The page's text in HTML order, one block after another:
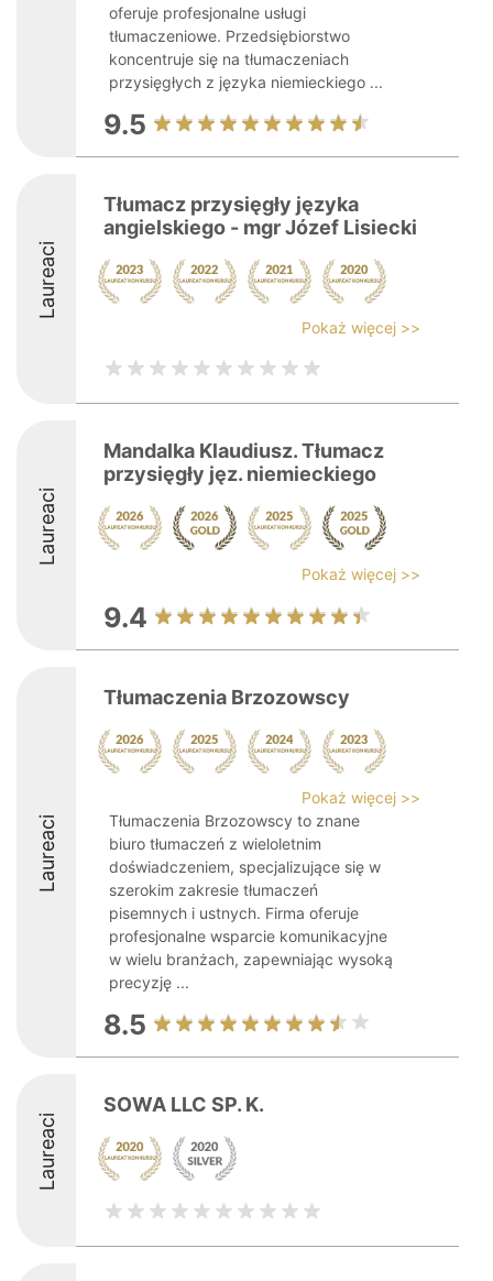
oferuje profesjonalne usługi
tłumaczeniowe. Przedsiębiorstwo
koncentruje się na tłumaczeniach
przysięgłych z języka niemieckiego ...
9.5
Laureaci
Tłumacz przysięgły języka
angielskiego - mgr Józef Lisiecki
Pokaż więcej >>
Laureaci
Mandalka Klaudiusz. Tłumacz
przysięgły jęz. niemieckiego
Pokaż więcej >>
9.4
Laureaci
Tłumaczenia Brzozowscy
Pokaż więcej >>
Tłumaczenia Brzozowscy to znane
biuro tłumaczeń z wieloletnim
doświadczeniem, specjalizujące się w
szerokim zakresie tłumaczeń
pisemnych i ustnych. Firma oferuje
profesjonalne wsparcie komunikacyjne
w wielu branżach, zapewniając wysoką
precyzję ...
8.5
Laureaci
SOWA LLC SP. K.